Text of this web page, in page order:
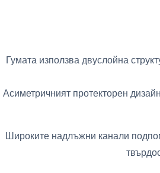
Гумата използва двуслойна
Асиметричният протекторен
Широките надлъжни канали